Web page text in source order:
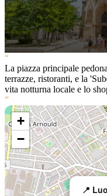
“
La piazza principale
terrazze, ristoranti, e la
vita notturna locale e lo
”
📍
+
−